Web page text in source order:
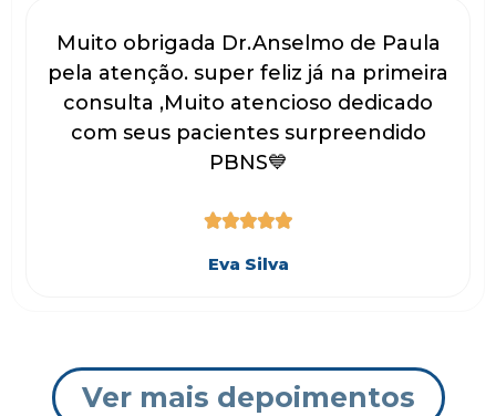
Muito obrigada Dr.Anselmo de Paula
pela atenção. super feliz já na primeira
consulta ,Muito atencioso dedicado
com seus pacientes surpreendido
PBNS💙

Eva Silva
Ver mais depoimentos